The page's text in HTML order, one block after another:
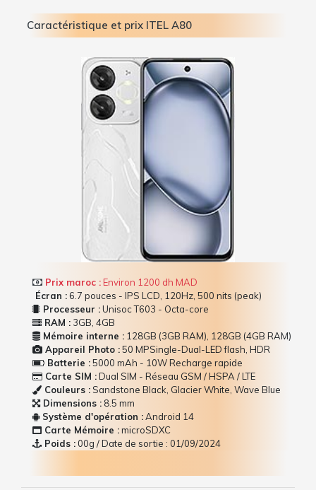
Caractéristique et prix ITEL A80
Prix maroc :Environ 1200 dh MAD
Écran :6.7 pouces - IPS LCD, 120Hz, 500 nits (peak)
Processeur :Unisoc T603 - Octa-core
RAM : 3GB, 4GB
Mémoire interne : 128GB (3GB RAM), 128GB (4GB RAM)
Appareil Photo :50 MPSingle-Dual-LED flash, HDR
Batterie :5000 mAh - 10W Recharge rapide
Carte SIM :Dual SIM - Réseau GSM / HSPA / LTE
Couleurs :Sandstone Black, Glacier White, Wave Blue
Dimensions : 8.5 mm
Système d'opération :Android 14
Carte Mémoire :microSDXC
Poids : 00g / Date de sortie : 01/09/2024